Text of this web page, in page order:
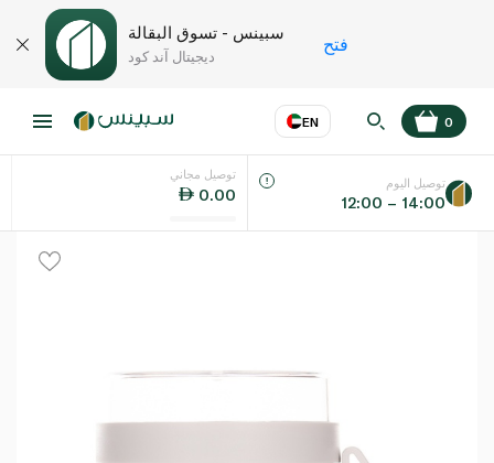
سبينس - تسوق البقالة
ديجيتال آند كود
فتح
EN
اللغة عر
0
توصيل مجاني
0.00
توصيل اليوم
12:00 – 14:00